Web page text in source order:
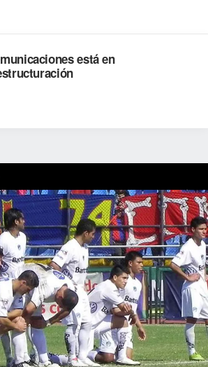
está en